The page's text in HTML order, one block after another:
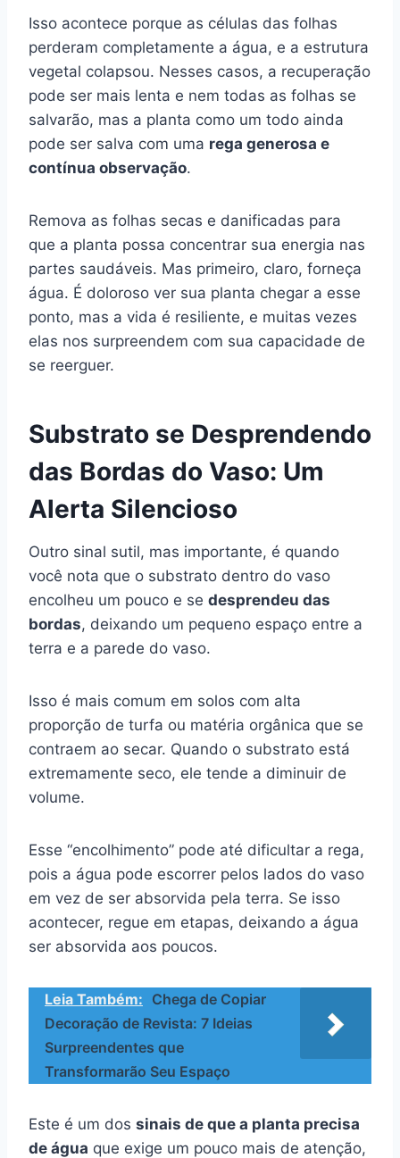
Isso acontece porque as células das folhas
perderam completamente a água, e a estrutura
vegetal colapsou. Nesses casos, a recuperação
pode ser mais lenta e nem todas as folhas se
salvarão, mas a planta como um todo ainda
pode ser salva com uma rega generosa e
contínua observação.
Remova as folhas secas e danificadas para
que a planta possa concentrar sua energia nas
partes saudáveis. Mas primeiro, claro, forneça
água. É doloroso ver sua planta chegar a esse
ponto, mas a vida é resiliente, e muitas vezes
elas nos surpreendem com sua capacidade de
se reerguer.
Substrato se Desprendendo
das Bordas do Vaso: Um
Alerta Silencioso
Outro sinal sutil, mas importante, é quando
você nota que o substrato dentro do vaso
encolheu um pouco e se desprendeu das
bordas, deixando um pequeno espaço entre a
terra e a parede do vaso.
Isso é mais comum em solos com alta
proporção de turfa ou matéria orgânica que se
contraem ao secar. Quando o substrato está
extremamente seco, ele tende a diminuir de
volume.
Esse “encolhimento” pode até dificultar a rega,
pois a água pode escorrer pelos lados do vaso
em vez de ser absorvida pela terra. Se isso
acontecer, regue em etapas, deixando a água
ser absorvida aos poucos.
Leia Também: Chega de Copiar
Decoração de Revista: 7 Ideias
Surpreendentes que
Transformarão Seu Espaço
Este é um dos sinais de que a planta precisa
de água que exige um pouco mais de atenção,